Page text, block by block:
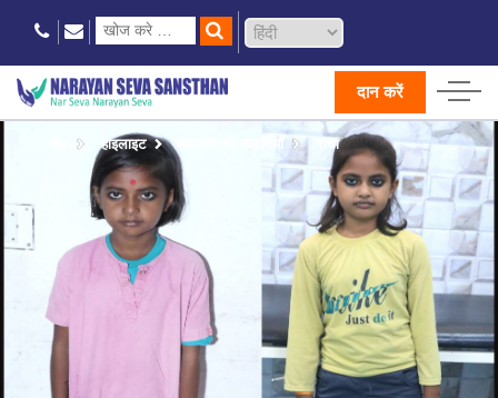
दान करें
हाइलाइट सफलता की कहानियाँ राधा